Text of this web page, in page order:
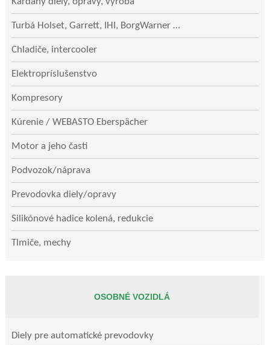
Turbá Holset, Garrett, IHI, BorgWarner …
Chladiče, intercooler
Elektropríslušenstvo
Kompresory
Kúrenie / WEBASTO Eberspächer
Motor a jeho časti
Podvozok/náprava
Prevodovka diely/opravy
Silikónové hadice kolená, redukcie
Tlmiče, mechy
OSOBNÉ VOZIDLÁ
Diely pre automatické prevodovky